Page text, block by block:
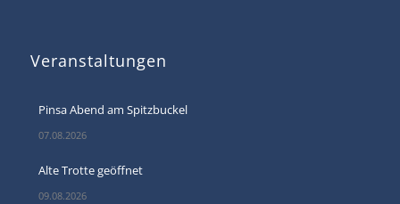
Veranstaltungen
Pinsa Abend am Spitzbuckel
07.08.2026
Alte Trotte geöffnet
09.08.2026